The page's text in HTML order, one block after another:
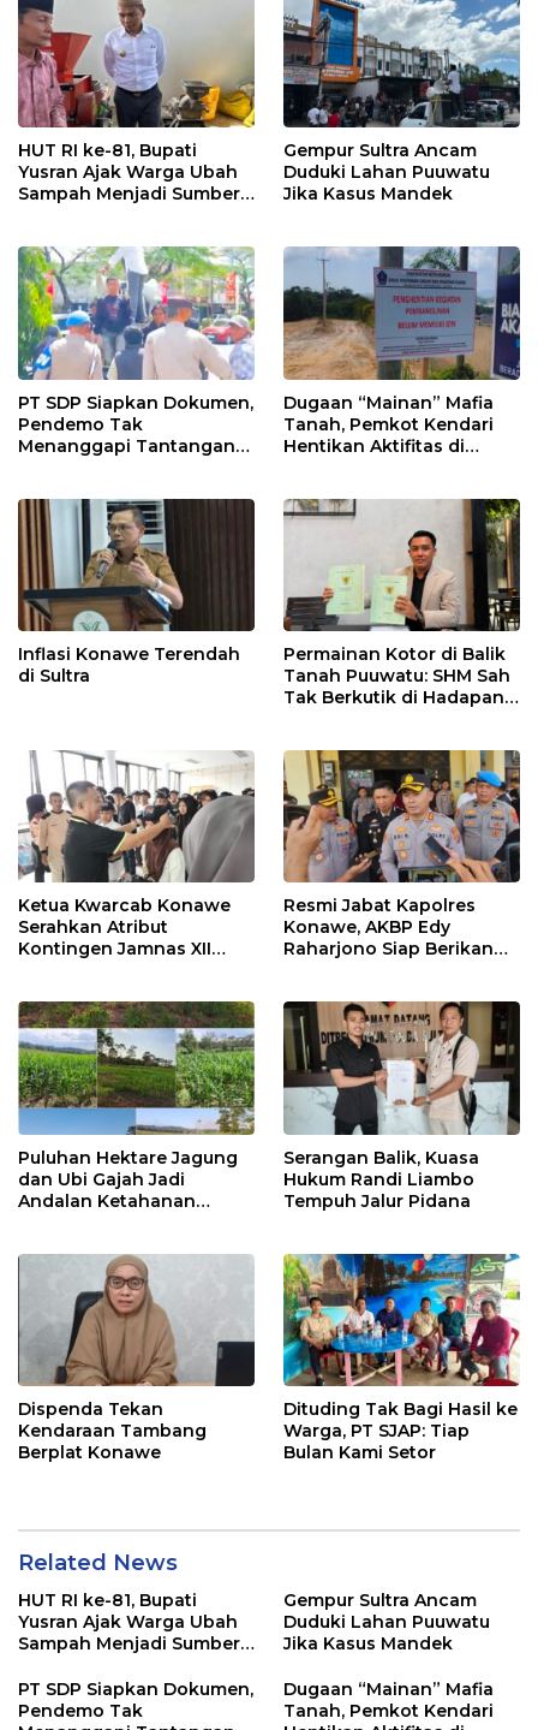
HUT RI ke-81, Bupati
Yusran Ajak Warga Ubah
Sampah Menjadi Sumber
Gempur Sultra Ancam
Duduki Lahan Puuwatu
Jika Kasus Mandek
PT SDP Siapkan Dokumen,
Pendemo Tak
Menanggapi Tantangan
Dugaan “Mainan” Mafia
Tanah, Pemkot Kendari
Hentikan Aktifitas di
Inflasi Konawe Terendah
di Sultra
Permainan Kotor di Balik
Tanah Puuwatu: SHM Sah
Tak Berkutik di Hadapan
Ketua Kwarcab Konawe
Serahkan Atribut
Kontingen Jamnas XII
Resmi Jabat Kapolres
Konawe, AKBP Edy
Raharjono Siap Berikan
Puluhan Hektare Jagung
dan Ubi Gajah Jadi
Andalan Ketahanan
Serangan Balik, Kuasa
Hukum Randi Liambo
Tempuh Jalur Pidana
Dispenda Tekan
Kendaraan Tambang
Berplat Konawe
Dituding Tak Bagi Hasil ke
Warga, PT SJAP: Tiap
Bulan Kami Setor
Related News
HUT RI ke-81, Bupati
Yusran Ajak Warga Ubah
Sampah Menjadi Sumber
Gempur Sultra Ancam
Duduki Lahan Puuwatu
Jika Kasus Mandek
PT SDP Siapkan Dokumen,
Pendemo Tak
Dugaan “Mainan” Mafia
Tanah, Pemkot Kendari